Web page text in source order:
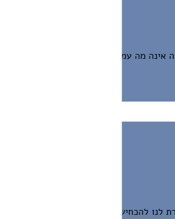
אינה מה עמדת
להכחיש עוד.